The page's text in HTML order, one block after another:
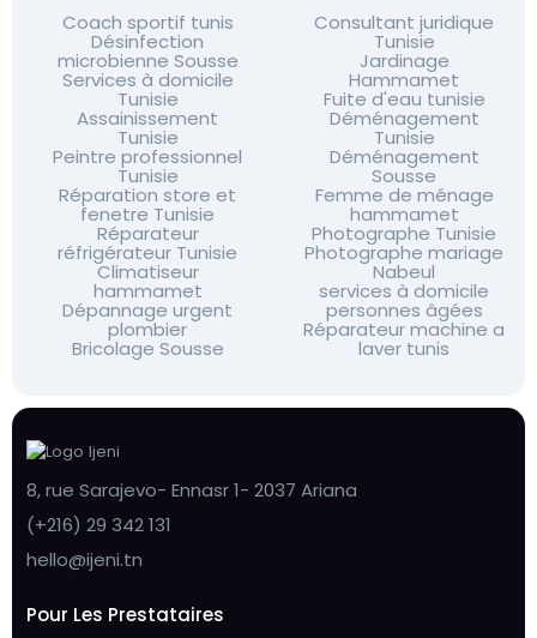
Coach sportif tunis
Désinfection
microbienne Sousse
Services à domicile
Tunisie
Assainissement
Tunisie
Peintre professionnel
Tunisie
Réparation store et
fenetre Tunisie
Réparateur
réfrigérateur Tunisie
Climatiseur
hammamet
Dépannage urgent
plombier
Bricolage Sousse
Consultant juridique
Tunisie
Jardinage
Hammamet
Fuite d'eau tunisie
Déménagement
Tunisie
Déménagement
Sousse
Femme de ménage
hammamet
Photographe Tunisie
Photographe mariage
Nabeul
services à domicile
personnes âgées
Réparateur machine a
laver tunis
8, rue Sarajevo- Ennasr 1- 2037 Ariana
(+216) 29 342 131
hello@ijeni.tn
Pour Les Prestataires